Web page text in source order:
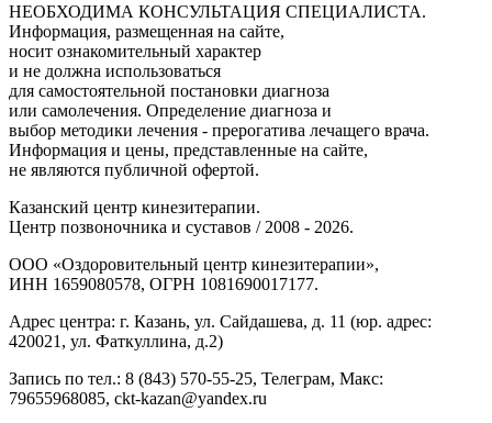
НЕОБХОДИМА КОНСУЛЬТАЦИЯ СПЕЦИАЛИСТА.
Информация, размещенная на сайте,
носит ознакомительный характер
и не должна использоваться
для самостоятельной постановки диагноза
или самолечения. Определение диагноза и
выбор методики лечения - прерогатива лечащего врача.
Информация и цены, представленные на сайте,
не являются публичной офертой.
Казанский центр кинезитерапии.
Центр позвоночника и суставов / 2008 - 2026.
ООО «Оздоровительный центр кинезитерапии»,
ИНН 1659080578, ОГРН 1081690017177.
Адрес центра: г. Казань, ул. Сайдашева, д. 11 (юр. адрес:
420021, ул. Фаткуллина, д.2)
Запись по тел.: 8 (843) 570-55-25, Телеграм, Макс:
79655968085, ckt-kazan@yandex.ru